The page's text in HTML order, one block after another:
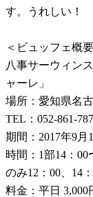
す。うれしい！
＜ビュッフェ概
八事サーウィン
ャーレ」
場所：愛知県名
TEL：052-861-
期間：2017年9月
時間：1部14：
のみ12：00、14
料金：平日 3,000